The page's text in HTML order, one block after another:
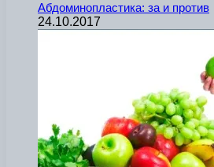
Абдоминопластика: за и против
24.10.2017